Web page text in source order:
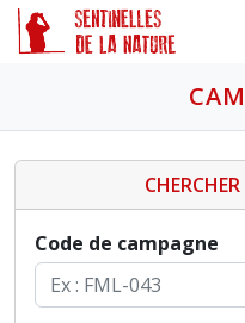
Code de campagne
Panneau de gestion des